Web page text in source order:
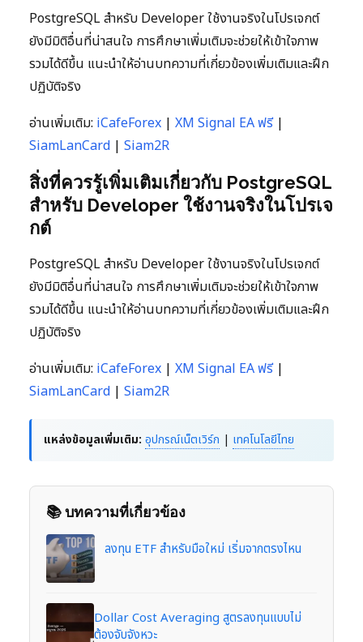
PostgreSQL สำหรับ Developer ใช้งานจริงในโปรเจกต์
ยังมีมิติอื่นที่น่าสนใจ การศึกษาเพิ่มเติมจะช่วยให้เข้าใจภาพ
รวมได้ดีขึ้น แนะนำให้อ่านบทความที่เกี่ยวข้องเพิ่มเติมและฝึก
ปฏิบัติจริง
อ่านเพิ่มเติม: iCafeForex | XM Signal EA ฟรี|
SiamLanCard | Siam2R
สิ่งที่ควรรู้เพิ่มเติมเกี่ยวกับ PostgreSQL
สำหรับ Developer ใช้งานจริงในโปรเจ
กต์
PostgreSQL สำหรับ Developer ใช้งานจริงในโปรเจกต์
ยังมีมิติอื่นที่น่าสนใจ การศึกษาเพิ่มเติมจะช่วยให้เข้าใจภาพ
รวมได้ดีขึ้น แนะนำให้อ่านบทความที่เกี่ยวข้องเพิ่มเติมและฝึก
ปฏิบัติจริง
อ่านเพิ่มเติม: iCafeForex | XM Signal EA ฟรี|
SiamLanCard | Siam2R
แหล่งข้อมูลเพิ่มเติม: อุปกรณ์เน็ตเวิร์ก | เทคโนโลยีไทย
📚 บทความที่เกี่ยวข้อง
ลงทุน ETF สำหรับมือใหม่ เริ่มจากตรงไหน
Dollar Cost Averaging สูตรลงทุนแบบไม่
ต้องจับจังหวะ